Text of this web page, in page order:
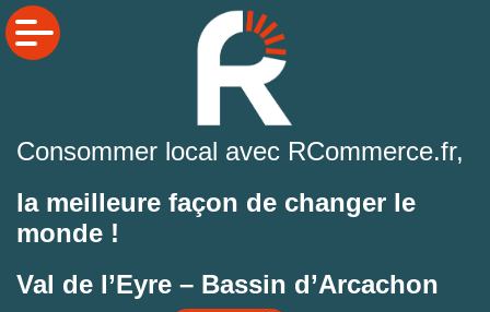
Consommer local avec RCommerce.fr,
la meilleure façon de changer le
monde !
Val de l’Eyre – Bassin d’Arcachon